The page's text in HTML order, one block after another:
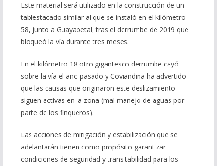
Este material será utilizado en la construcción de un
tablestacado similar al que se instaló en el kilómetro
58, junto a Guayabetal, tras el derrumbe de 2019 que
bloqueó la vía durante tres meses.
En el kilómetro 18 otro gigantesco derrumbe cayó
sobre la vía el año pasado y Coviandina ha advertido
que las causas que originaron este deslizamiento
siguen activas en la zona (mal manejo de aguas por
parte de los finqueros).
Las acciones de mitigación y estabilización que se
adelantarán tienen como propósito garantizar
condiciones de seguridad y transitabilidad para los